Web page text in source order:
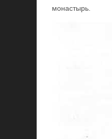
монастырь.